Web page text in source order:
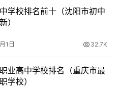
师、一级造价工程师，还是其
系统密码账号，要自己保管，
介，或者让中介代为注册，这
自己怎么注册，可以留言询
学校排名前十（沈阳市初中
）
1日 32.7K
业高中学校排名（重庆市最
学校）